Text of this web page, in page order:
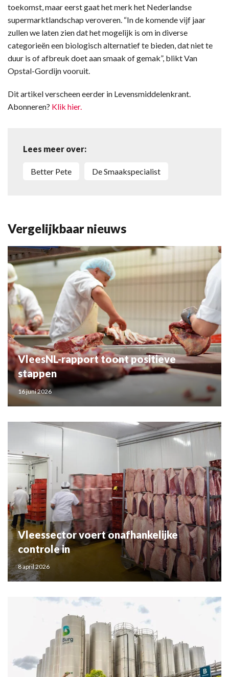
toekomst, maar eerst gaat het merk het Nederlandse
supermarktlandschap veroveren. “In de komende vijf jaar
zullen we laten zien dat het mogelijk is om in diverse
categorieën een biologisch alternatief te bieden, dat niet te
duur is of afbreuk doet aan smaak of gemak”, blikt Van
Opstal-Gordijn vooruit.
Dit artikel verscheen eerder in Levensmiddelenkrant.
Abonneren? Klik hier.
Lees meer over:
Better Pete De Smaakspecialist
Vergelijkbaar nieuws
VleesNL-rapport toont positieve
stappen
16 juni 2026
Vleessector voert onafhankelijke
controle in
8 april 2026